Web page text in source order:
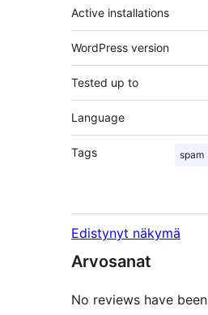
Active installations
WordPress version
Tested up to
Language
Tags spam
Edistynyt näkymä
Arvosanat
No reviews have